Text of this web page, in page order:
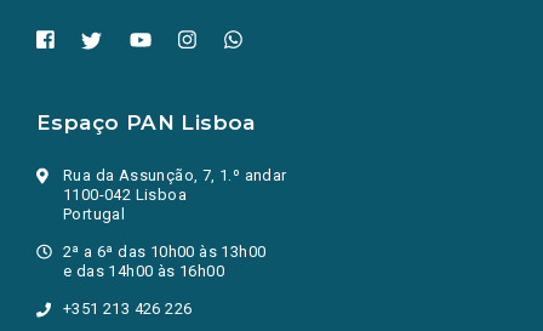
Espaço PAN Lisboa
Rua da Assunção, 7, 1.º andar
1100-042 Lisboa
Portugal
2ª a 6ª das 10h00 às 13h00
e das 14h00 às 16h00
+351 213 426 226